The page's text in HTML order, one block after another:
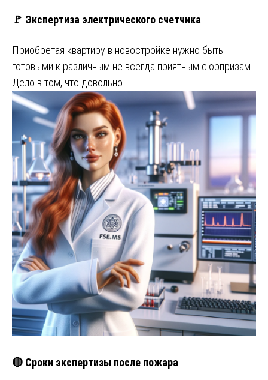
🚩 Экспертиза электрического счетчика
Приобретая квартиру в новостройке нужно быть
готовыми к различным не всегда приятным сюрпризам.
Дело в том, что довольно…
🔴 Сроки экспертизы после пожара